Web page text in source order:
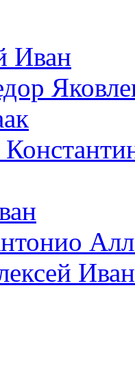
Иван